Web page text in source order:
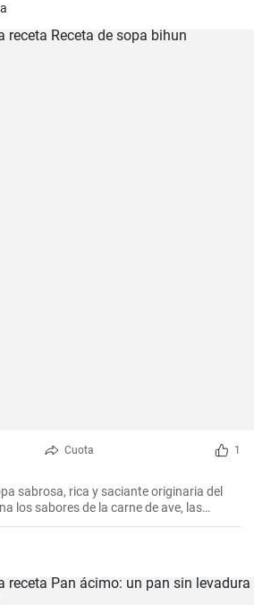
Cuota 1
sabrosa, rica y saciante originaria del
los sabores de la carne de ave, las
en una sola olla. En casa la